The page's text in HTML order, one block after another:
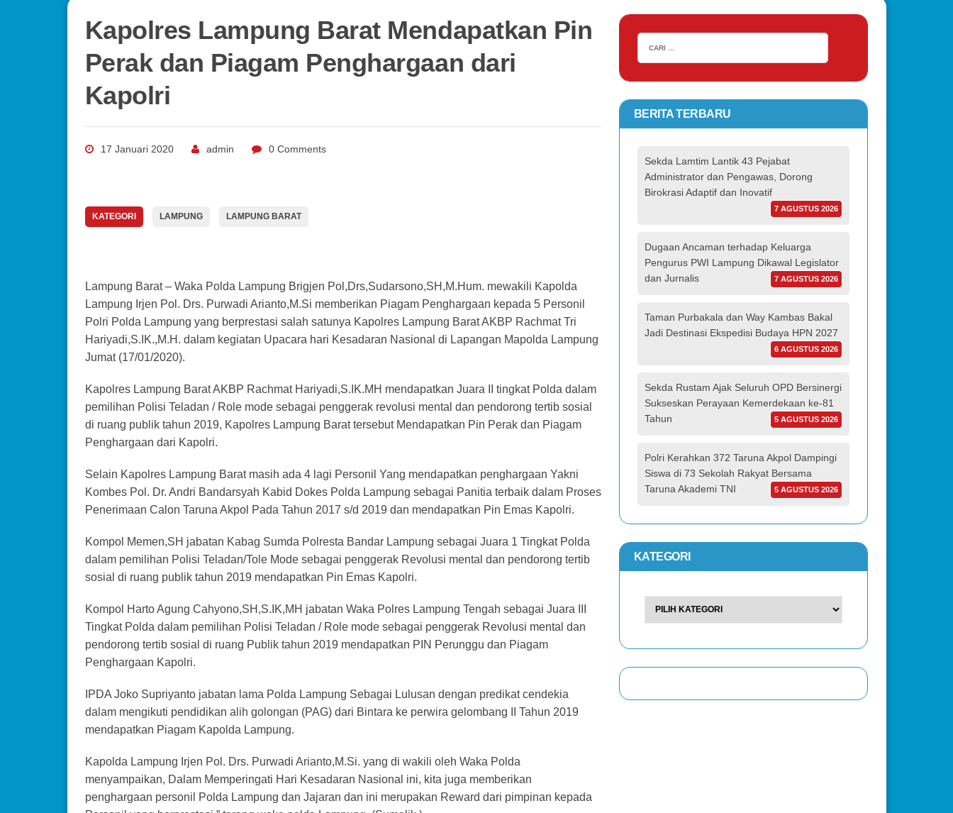
Kapolres Lampung Barat Mendapatkan Pin
Perak dan Piagam Penghargaan dari
Kapolri
17 Januari 2020 admin 0 Comments
KATEGORI LAMPUNG LAMPUNG BARAT
Lampung Barat – Waka Polda Lampung Brigjen Pol,Drs,Sudarsono,SH,M.Hum. mewakili Kapolda
Lampung Irjen Pol. Drs. Purwadi Arianto,M.Si memberikan Piagam Penghargaan kepada 5 Personil
Polri Polda Lampung yang berprestasi salah satunya Kapolres Lampung Barat AKBP Rachmat Tri
Hariyadi,S.IK.,M.H. dalam kegiatan Upacara hari Kesadaran Nasional di Lapangan Mapolda Lampung
Jumat (17/01/2020).
Kapolres Lampung Barat AKBP Rachmat Hariyadi,S.IK.MH mendapatkan Juara II tingkat Polda dalam
pemilihan Polisi Teladan / Role mode sebagai penggerak revolusi mental dan pendorong tertib sosial
di ruang publik tahun 2019, Kapolres Lampung Barat tersebut Mendapatkan Pin Perak dan Piagam
Penghargaan dari Kapolri.
Selain Kapolres Lampung Barat masih ada 4 lagi Personil Yang mendapatkan penghargaan Yakni
Kombes Pol. Dr. Andri Bandarsyah Kabid Dokes Polda Lampung sebagai Panitia terbaik dalam Proses
Penerimaan Calon Taruna Akpol Pada Tahun 2017 s/d 2019 dan mendapatkan Pin Emas Kapolri.
Kompol Memen,SH jabatan Kabag Sumda Polresta Bandar Lampung sebagai Juara 1 Tingkat Polda
dalam pemilihan Polisi Teladan/Tole Mode sebagai penggerak Revolusi mental dan pendorong tertib
sosial di ruang publik tahun 2019 mendapatkan Pin Emas Kapolri.
Kompol Harto Agung Cahyono,SH,S.IK,MH jabatan Waka Polres Lampung Tengah sebagai Juara III
Tingkat Polda dalam pemilihan Polisi Teladan / Role mode sebagai penggerak Revolusi mental dan
pendorong tertib sosial di ruang Publik tahun 2019 mendapatkan PIN Perunggu dan Piagam
Penghargaan Kapolri.
IPDA Joko Supriyanto jabatan lama Polda Lampung Sebagai Lulusan dengan predikat cendekia
dalam mengikuti pendidikan alih golongan (PAG) dari Bintara ke perwira gelombang II Tahun 2019
mendapatkan Piagam Kapolda Lampung.
Kapolda Lampung Irjen Pol. Drs. Purwadi Arianto,M.Si. yang di wakili oleh Waka Polda
menyampaikan, Dalam Memperingati Hari Kesadaran Nasional ini, kita juga memberikan
penghargaan personil Polda Lampung dan Jajaran dan ini merupakan Reward dari pimpinan kepada
BERITA TERBARU
Sekda Lamtim Lantik 43 Pejabat
Administrator dan Pengawas, Dorong
Birokrasi Adaptif dan Inovatif
7 AGUSTUS 2026
Dugaan Ancaman terhadap Keluarga
Pengurus PWI Lampung Dikawal Legislator
dan Jurnalis
7 AGUSTUS 2026
Taman Purbakala dan Way Kambas Bakal
Jadi Destinasi Ekspedisi Budaya HPN 2027
6 AGUSTUS 2026
Sekda Rustam Ajak Seluruh OPD Bersinergi
Sukseskan Perayaan Kemerdekaan ke-81
Tahun
5 AGUSTUS 2026
Polri Kerahkan 372 Taruna Akpol Dampingi
Siswa di 73 Sekolah Rakyat Bersama
Taruna Akademi TNI
5 AGUSTUS 2026
KATEGORI